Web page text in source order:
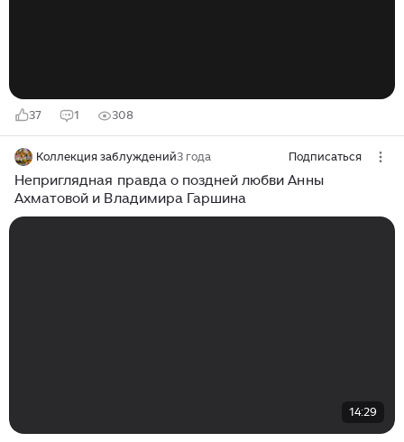
37 1 308
Коллекция заблуждений3 года Подписаться
Неприглядная правда о поздней любви Анны
Ахматовой и Владимира Гаршина
14:29